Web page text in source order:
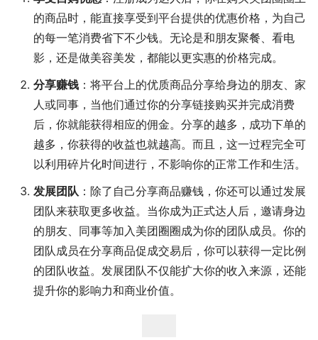
的商品时，能直接享受到平台提供的优惠价格，为自己
的每一笔消费省下不少钱。无论是和朋友聚餐、看电
影，还是做美容美发，都能以更实惠的价格完成。
分享赚钱 ：将平台上的优质商品分享给身边的朋友、家
人或同事，当他们通过你的分享链接购买并完成消费
后，你就能获得相应的佣金。分享的越多，成功下单的
越多，你获得的收益也就越高。而且，这一过程完全可
以利用碎片化时间进行，不影响你的正常工作和生活。
发展团队 ：除了自己分享商品赚钱，你还可以通过发展
团队来获取更多收益。当你成为正式达人后，邀请身边
的朋友、同事等加入美团圈圈成为你的团队成员。你的
团队成员在分享商品促成交易后，你可以获得一定比例
的团队收益。发展团队不仅能扩大你的收入来源，还能
提升你的影响力和商业价值。